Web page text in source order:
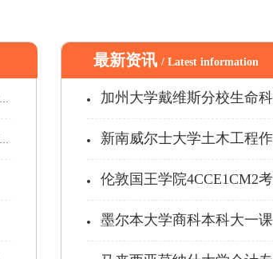
最新资讯 / Latest information
加州大学戴维斯分校生命科学
新南威尔士大学土木工程作
伦敦国王学院4CCE1CM2
墨尔本大学商科本科大一课